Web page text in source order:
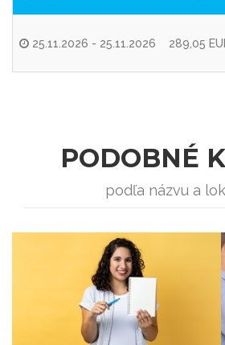
25.11.2026 - 25.11.2026 289,05
PODOBNÉ
podľa názvu a